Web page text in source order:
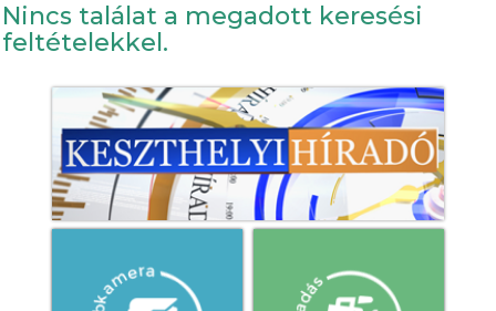
Nincs találat a megadott keresési
feltételekkel.